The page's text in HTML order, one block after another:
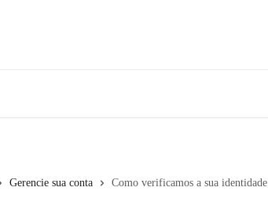
Gerencie sua conta Como verificamos a sua identidade